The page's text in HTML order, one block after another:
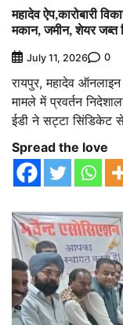
महादेव ऐप,कारोबारी
मकान, जमीन, शेयर जब्त
July 11, 2026 0
रायपुर, महादेव
मामले में प्रवर्तन
ईडी ने सट्टा सिंडिकेट
Spread the love